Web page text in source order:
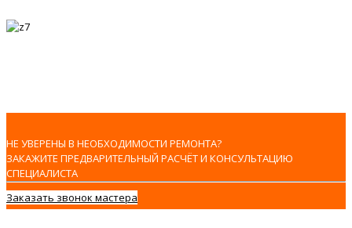
НЕ УВЕРЕНЫ В НЕОБХОДИМОСТИ РЕМОНТА?
ЗАКАЖИТЕ ПРЕДВАРИТЕЛЬНЫЙ РАСЧЁТ И КОНСУЛЬТАЦИЮ
СПЕЦИАЛИСТА
Заказать звонок мастера